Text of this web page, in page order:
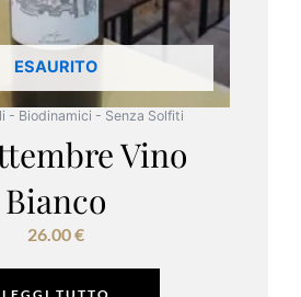
ESAURITO
- Biodinamici - Senza Solfiti
Vino
Bianco
26.00€